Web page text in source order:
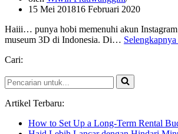
15 Mei 201816 Februari 2020
Haiii… punya hobi memenuhi akun
museum 3D di Indonesia. Di… Selengkapnya
Cari:
Pencarian
untuk...
Artikel Terbaru:
How to Set Up a Long-Term Rental